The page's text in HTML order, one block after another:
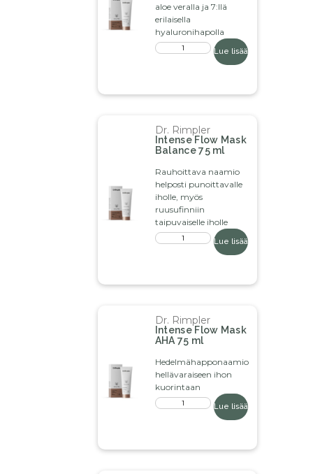
aloe veralla ja 7:llä
erilaisella
hyaluronihapolla
Lue lisää
Dr. Rimpler
Intense Flow Mask
Balance 75 ml
Rauhoittava naamio
helposti punoittavalle
iholle, myös
ruusufinniin
taipuvaiselle iholle
Lue lisää
Dr. Rimpler
Intense Flow Mask
AHA 75 ml
Hedelmähapponaamio
hellävaraiseen ihon
kuorintaan
Lue lisää